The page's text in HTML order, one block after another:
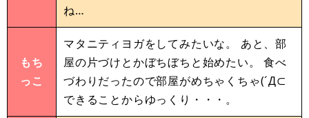
ね…
もち
っこ
マタニティヨガをしてみたいな。 あと、部
屋の片づけとかぼちぼちと始めたい。 食べ
づわりだったので部屋がめちゃくちゃ(´Д⊂
できることからゆっくり・・・。